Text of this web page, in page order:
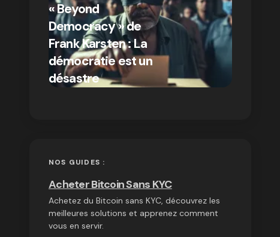
« Beyond
Democracy » de
Frank Karsten : La
démocratie est un
désastre
on 03/10/2024
NOS GUIDES :
Acheter Bitcoin Sans KYC
Achetez du Bitcoin sans KYC, découvrez les
meilleures solutions et apprenez comment
vous en servir.